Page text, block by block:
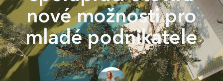
nové možnosti pro
mladé podnikatele